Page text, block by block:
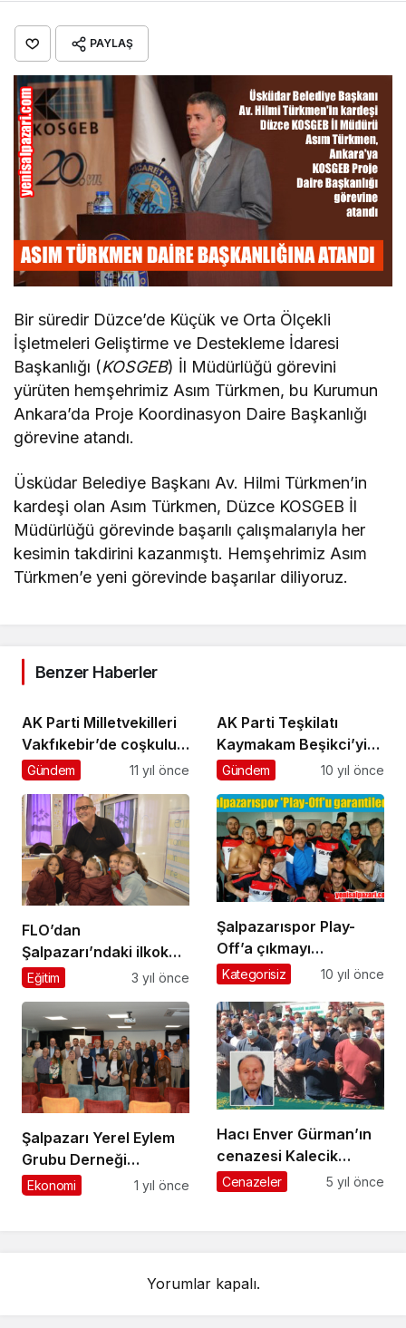
PAYLAŞ
Bir süredir Düzce’de Küçük ve Orta Ölçekli
İşletmeleri Geliştirme ve Destekleme İdaresi
Başkanlığı (KOSGEB) İl Müdürlüğü görevini
yürüten hemşehrimiz Asım Türkmen, bu Kurumun
Ankara’da Proje Koordinasyon Daire Başkanlığı
görevine atandı.
Üsküdar Belediye Başkanı Av. Hilmi Türkmen’in
kardeşi olan Asım Türkmen, Düzce KOSGEB İl
Müdürlüğü görevinde başarılı çalışmalarıyla her
kesimin takdirini kazanmıştı. Hemşehrimiz Asım
Türkmen’e yeni görevinde başarılar diliyoruz.
Benzer Haberler
AK Parti Milletvekilleri
Vakfıkebir’de coşkulu
kalabalığa seslendi
Gündem 11 yıl önce
AK Parti Teşkilatı
Kaymakam Beşikci’yi
ziyaret etti
Gündem 10 yıl önce
FLO’dan
Şalpazarı’ndaki ilkokul
öğrencilerine
Eğitim 3 yıl önce
Şalpazarıspor Play-
Off’a çıkmayı
garantiledi
Kategorisiz 10 yıl önce
Şalpazarı Yerel Eylem
Grubu Derneği
faaliyetine başladı
Ekonomi 1 yıl önce
Hacı Enver Gürman’ın
cenazesi Kalecik
Mahallesi’nde toprağa
Cenazeler 5 yıl önce
Yorumlar kapalı.